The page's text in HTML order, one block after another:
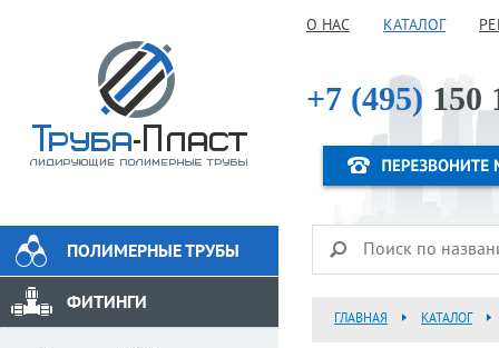
О НАС КАТАЛОГ
+7 (495) 150
ГЛАВНАЯ КАТАЛОГ
ПОЛИМЕРНЫЕ ТРУБЫ
ФИТИНГИ